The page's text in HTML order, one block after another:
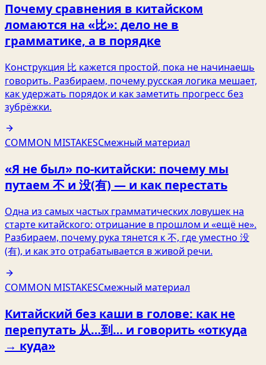
Почему сравнения в китайском
ломаются на «比»: дело не в
грамматике, а в порядке
Конструкция 比 кажется простой, пока не начинаешь
говорить. Разбираем, почему русская логика мешает,
как удержать порядок и как заметить прогресс без
зубрёжки.
COMMON MISTAKESСмежный материал
«Я не был» по-китайски: почему мы
путаем 不 и 没(有) — и как перестать
Одна из самых частых грамматических ловушек на
старте китайского: отрицание в прошлом и «ещё не».
Разбираем, почему рука тянется к 不, где уместно 没
(有), и как это отрабатывается в живой речи.
COMMON MISTAKESСмежный материал
Китайский без каши в голове: как не
перепутать 从…到… и говорить «откуда
→ куда»